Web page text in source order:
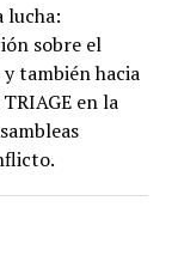
lucha:
sobre el
también hacia
en la